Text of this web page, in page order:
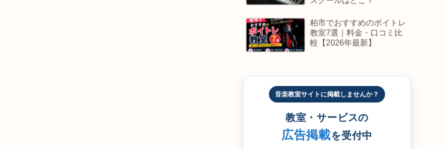
柏市でおすすめのボイトレ
教室7選｜料金・口コミ比
較【2026年最新】
音楽教室サイトに掲載しませんか？
教室・サービスの
広告掲載を受付中